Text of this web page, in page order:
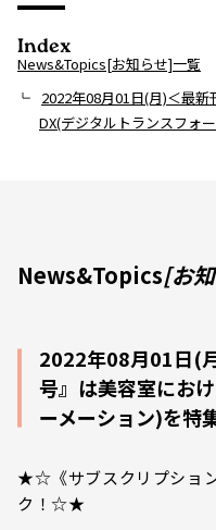
Index
News&Topics[お知らせ]一覧
2022年08月01日(月)＜最
DX(デジタルトランスフォ
News&Topics[お
2022年08月01日(
号』は美容室にお
ーメーション)を特
★☆《サブスクリプショ
ク！☆★